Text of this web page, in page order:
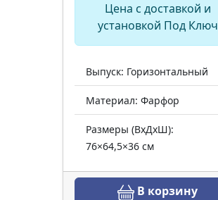
Цена с доставкой и
установкой Под Ключ
Выпуск: Горизонтальный
Материал: Фарфор
Размеры (ВхДхШ):
76×64,5×36 см
В корзину